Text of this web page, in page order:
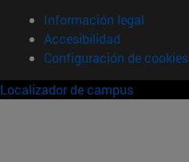
Información legal
Accesibilidad
Configuración de cookies
Localizador de campus